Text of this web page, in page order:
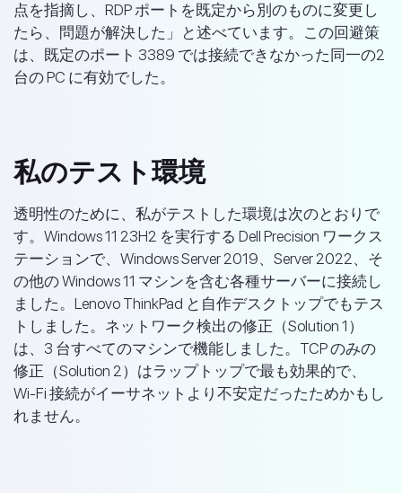
点を指摘し、RDP ポートを既定から別のものに変更し
たら、問題が解決した」と述べています。この回避策
は、既定のポート 3389 では接続できなかった同一の2
台の PC に有効でした。
私のテスト環境
透明性のために、私がテストした環境は次のとおりで
す。Windows 11 23H2 を実行する Dell Precision ワークス
テーションで、Windows Server 2019、Server 2022、そ
の他の Windows 11 マシンを含む各種サーバーに接続し
ました。Lenovo ThinkPad と自作デスクトップでもテス
トしました。ネットワーク検出の修正（Solution 1）
は、3 台すべてのマシンで機能しました。TCP のみの
修正（Solution 2）はラップトップで最も効果的で、
Wi‑Fi 接続がイーサネットより不安定だったためかもし
れません。